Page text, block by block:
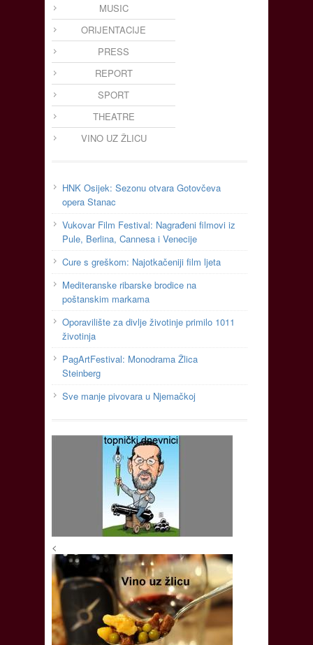
MUSIC
ORIJENTACIJE
PRESS
REPORT
SPORT
THEATRE
VINO UZ ŽLICU
HNK Osijek: Sezonu otvara Gotovčeva
opera Stanac
Vukovar Film Festival: Nagrađeni filmovi iz
Pule, Berlina, Cannesa i Venecije
Cure s greškom: Najotkačeniji film ljeta
Mediteranske ribarske brodice na
poštanskim markama
Oporavilište za divlje životinje primilo 1011
životinja
PagArtFestival: Monodrama Žlica
Steinberg
Sve manje pivovara u Njemačkoj
<